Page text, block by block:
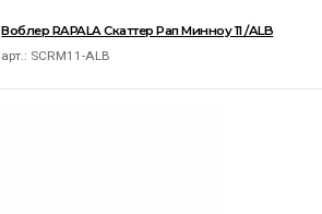
Воблер RAPALA Скаттер Рап Минноу 11 /ALB
арт.: SCRM11-ALB